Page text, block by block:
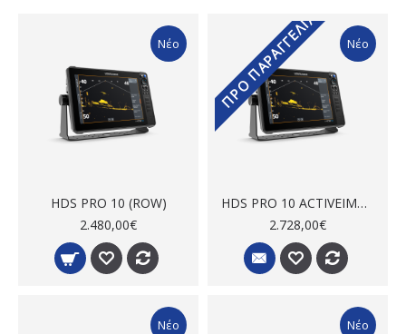
Νέο
HDS PRO 10 (ROW)
2.480,00€
Νέο
ΠΡΟ ΠΑΡΑΓΓΕΛΊΑ
HDS PRO 10 ACTIVEIMAGINGHD 3-IN-1 (ROW)
2.728,00€
Νέο Νέο